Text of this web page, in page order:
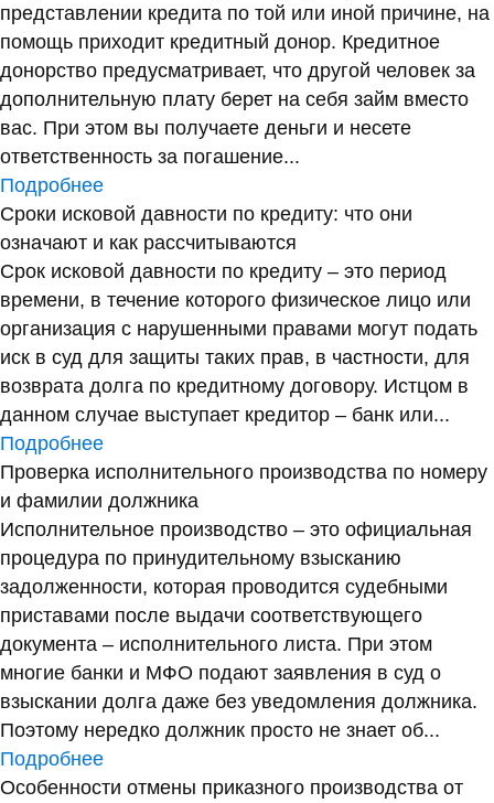
представлении кредита по той или иной причине, на
помощь приходит кредитный донор. Кредитное
донорство предусматривает, что другой человек за
дополнительную плату берет на себя займ вместо
вас. При этом вы получаете деньги и несете
ответственность за погашение...
Подробнее
Сроки исковой давности по кредиту: что они
означают и как рассчитываются
Срок исковой давности по кредиту – это период
времени, в течение которого физическое лицо или
организация с нарушенными правами могут подать
иск в суд для защиты таких прав, в частности, для
возврата долга по кредитному договору. Истцом в
данном случае выступает кредитор – банк или...
Подробнее
Проверка исполнительного производства по номеру
и фамилии должника
Исполнительное производство – это официальная
процедура по принудительному взысканию
задолженности, которая проводится судебными
приставами после выдачи соответствующего
документа – исполнительного листа. При этом
многие банки и МФО подают заявления в суд о
взыскании долга даже без уведомления должника.
Поэтому нередко должник просто не знает об...
Подробнее
Особенности отмены приказного производства от